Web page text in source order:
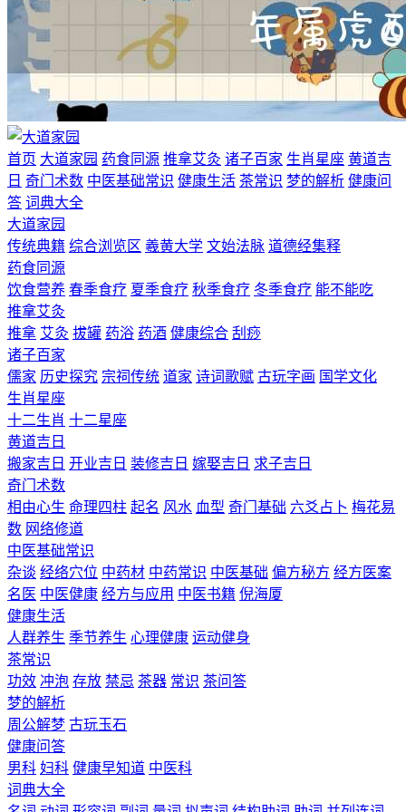
首页 大道家园 药食同源 推拿艾灸 诸子百家 生肖星座 黄道吉
日 奇门术数 中医基础常识 健康生活 茶常识 梦的解析 健康问
答 词典大全
大道家园
传统典籍 综合浏览区 羲黄大学 文始法脉 道德经集释
药食同源
饮食营养 春季食疗 夏季食疗 秋季食疗 冬季食疗 能不能吃
推拿艾灸
推拿 艾灸 拔罐 药浴 药酒 健康综合 刮痧
诸子百家
儒家 历史探究 宗祠传统 道家 诗词歌赋 古玩字画 国学文化
生肖星座
十二生肖 十二星座
黄道吉日
搬家吉日 开业吉日 装修吉日 嫁娶吉日 求子吉日
奇门术数
相由心生 命理四柱 起名 风水 血型 奇门基础 六爻占卜 梅花易
数 网络修道
中医基础常识
杂谈 经络穴位 中药材 中药常识 中医基础 偏方秘方 经方医案
名医 中医健康 经方与应用 中医书籍 倪海厦
健康生活
人群养生 季节养生 心理健康 运动健身
茶常识
功效 冲泡 存放 禁忌 茶器 常识 茶问答
梦的解析
周公解梦 古玩玉石
健康问答
男科 妇科 健康早知道 中医科
词典大全